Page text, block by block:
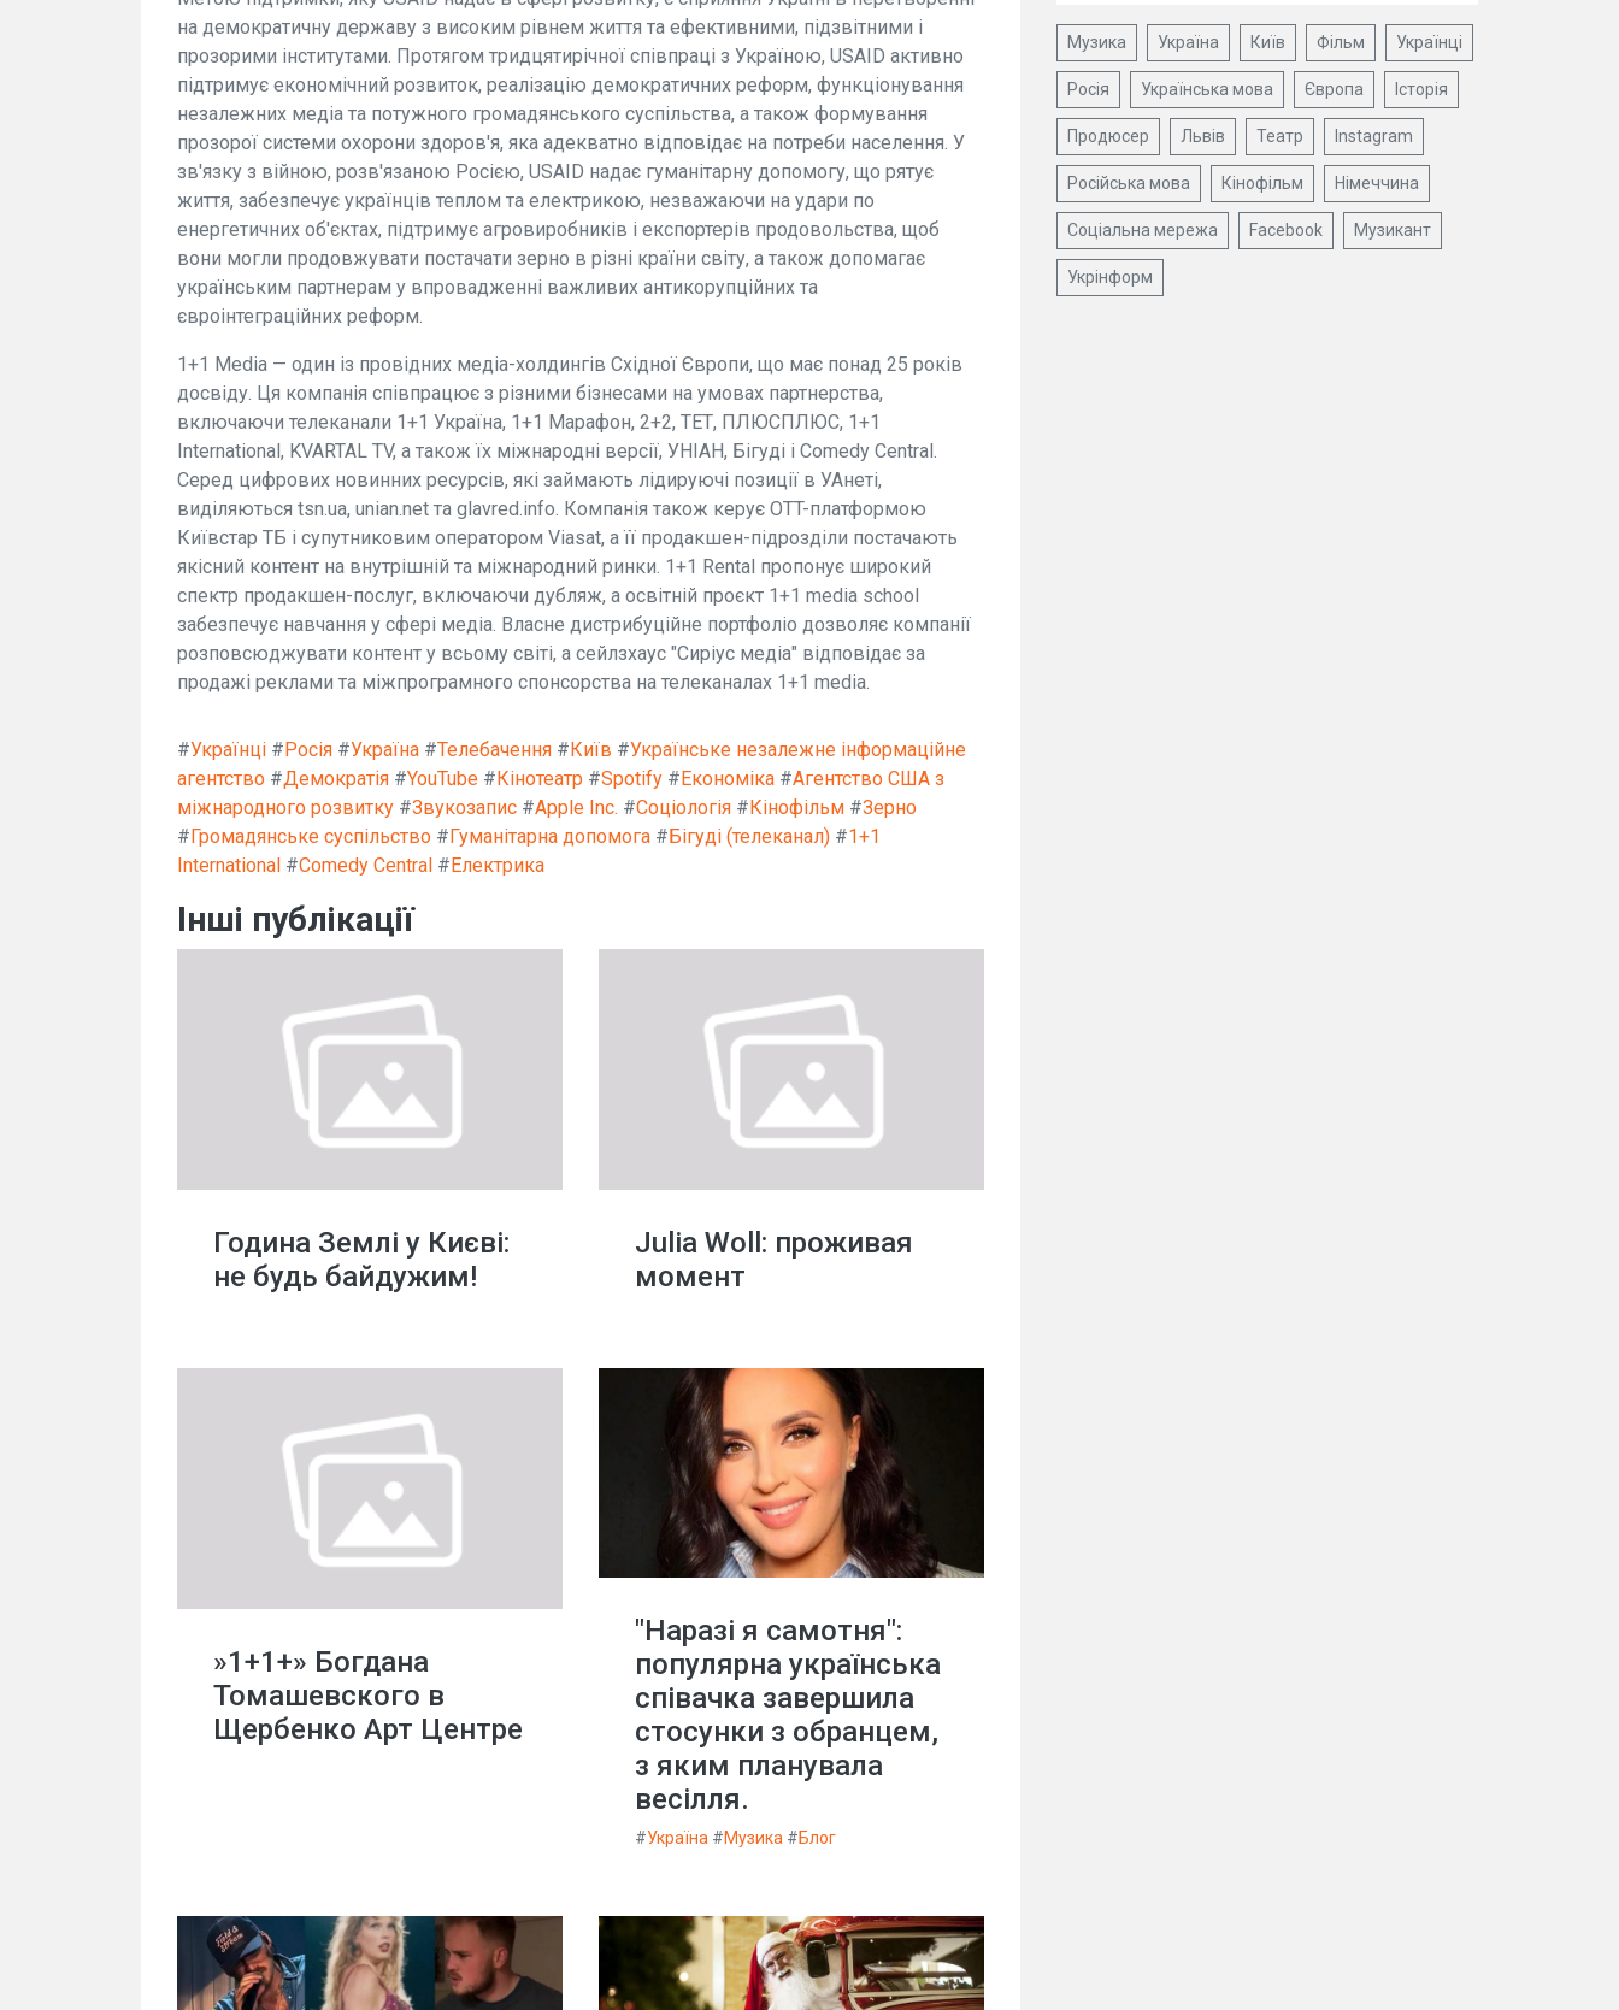
на демократичну державу з високим рівнем життя та ефективними, підзвітними і
прозорими інститутами. Протягом тридцятирічної співпраці з Україною, USAID активно
підтримує економічний розвиток, реалізацію демократичних реформ, функціонування
незалежних медіа та потужного громадянського суспільства, а також формування
прозорої системи охорони здоров'я, яка адекватно відповідає на потреби населення. У
зв'язку з війною, розв'язаною Росією, USAID надає гуманітарну допомогу, що рятує
життя, забезпечує українців теплом та електрикою, незважаючи на удари по
енергетичних об'єктах, підтримує агровиробників і експортерів продовольства, щоб
вони могли продовжувати постачати зерно в різні країни світу, а також допомагає
українським партнерам у впровадженні важливих антикорупційних та
євроінтеграційних реформ.
1+1 Media — один із провідних медіа-холдингів Східної Європи, що має понад 25 років
досвіду. Ця компанія співпрацює з різними бізнесами на умовах партнерства,
включаючи телеканали 1+1 Україна, 1+1 Марафон, 2+2, ТЕТ, ПЛЮСПЛЮС, 1+1
International, KVARTAL TV, а також їх міжнародні версії, УНІАН, Бігуді і Comedy Central.
Серед цифрових новинних ресурсів, які займають лідируючі позиції в УАнеті,
виділяються tsn.ua, unian.net та glavred.info. Компанія також керує OTT-платформою
Київстар ТБ і супутниковим оператором Viasat, а її продакшен-підрозділи постачають
якісний контент на внутрішній та міжнародний ринки. 1+1 Rental пропонує широкий
спектр продакшен-послуг, включаючи дубляж, а освітній проєкт 1+1 media school
забезпечує навчання у сфері медіа. Власне дистрибуційне портфоліо дозволяє компанії
розповсюджувати контент у всьому світі, а сейлзхаус "Сиріус медіа" відповідає за
продажі реклами та міжпрограмного спонсорства на телеканалах 1+1 media.
#Українці #Росія #Україна #Телебачення #Київ #Українське незалежне інформаційне
агентство #Демократія #YouTube #Кінотеатр #Spotify #Економіка #Агентство США з
міжнародного розвитку #Звукозапис #Apple Inc. #Соціологія #Кінофільм #Зерно
#Громадянське суспільство #Гуманітарна допомога #Бігуді (телеканал) #1+1
International #Comedy Central #Електрика
Інші публікації
Година Землі у Києві:
не будь байдужим!
Julia Woll: проживая
момент
»1+1+» Богдана
Томашевского в
Щербенко Арт Центре
"Наразі я самотня":
популярна українська
співачка завершила
стосунки з обранцем,
з яким планувала
весілля.
#Україна #Музика #Блог
Музика Україна Київ Фільм Українці
Росія Українська мова Європа Історія
Продюсер Львів Театр Instagram
Російська мова Кінофільм Німеччина
Соціальна мережа Facebook Музикант
Укрінформ